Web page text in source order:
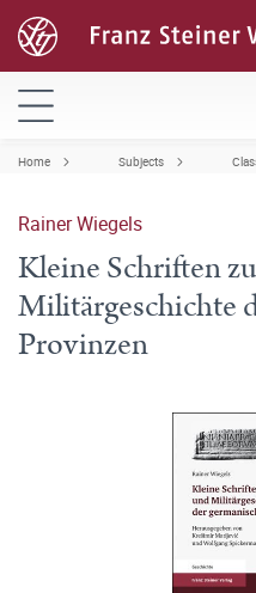
Home Subjects
Rainer Wiegels
Kleine Schriften
Militärgeschichte
Provinzen